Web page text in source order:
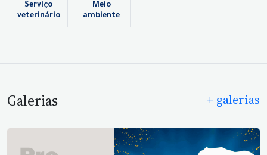
Serviço
veterinário
Meio
ambiente
Galerias + galerias